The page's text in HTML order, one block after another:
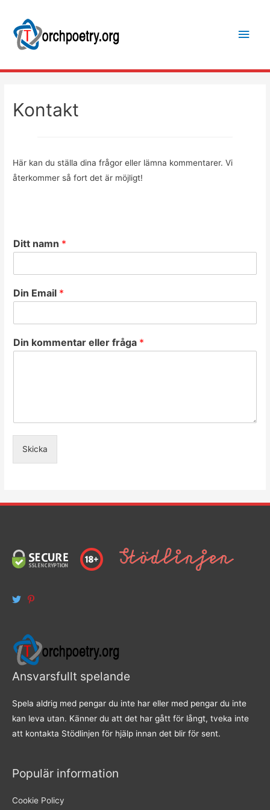
Main
Kontakt
Här kan du ställa dina frågor eller lämna kommentarer. Vi
återkommer så fort det är möjligt!
Ditt namn *
Din Email *
Din kommentar eller fråga *
Skicka
Ansvarsfullt spelande
Spela aldrig med pengar du inte har eller med pengar du inte
kan leva utan. Känner du att det har gått för långt, tveka inte
att kontakta Stödlinjen för hjälp innan det blir för sent.
Populär information
Cookie Policy